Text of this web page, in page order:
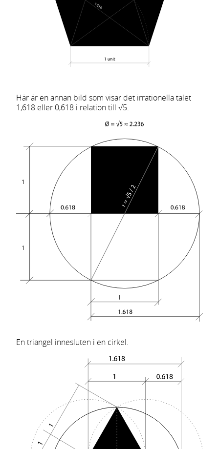
Här är en annan bild som visar det irrationella talet
1,618 eller 0,618 i relation till √5.
En triangel innesluten i en cirkel.